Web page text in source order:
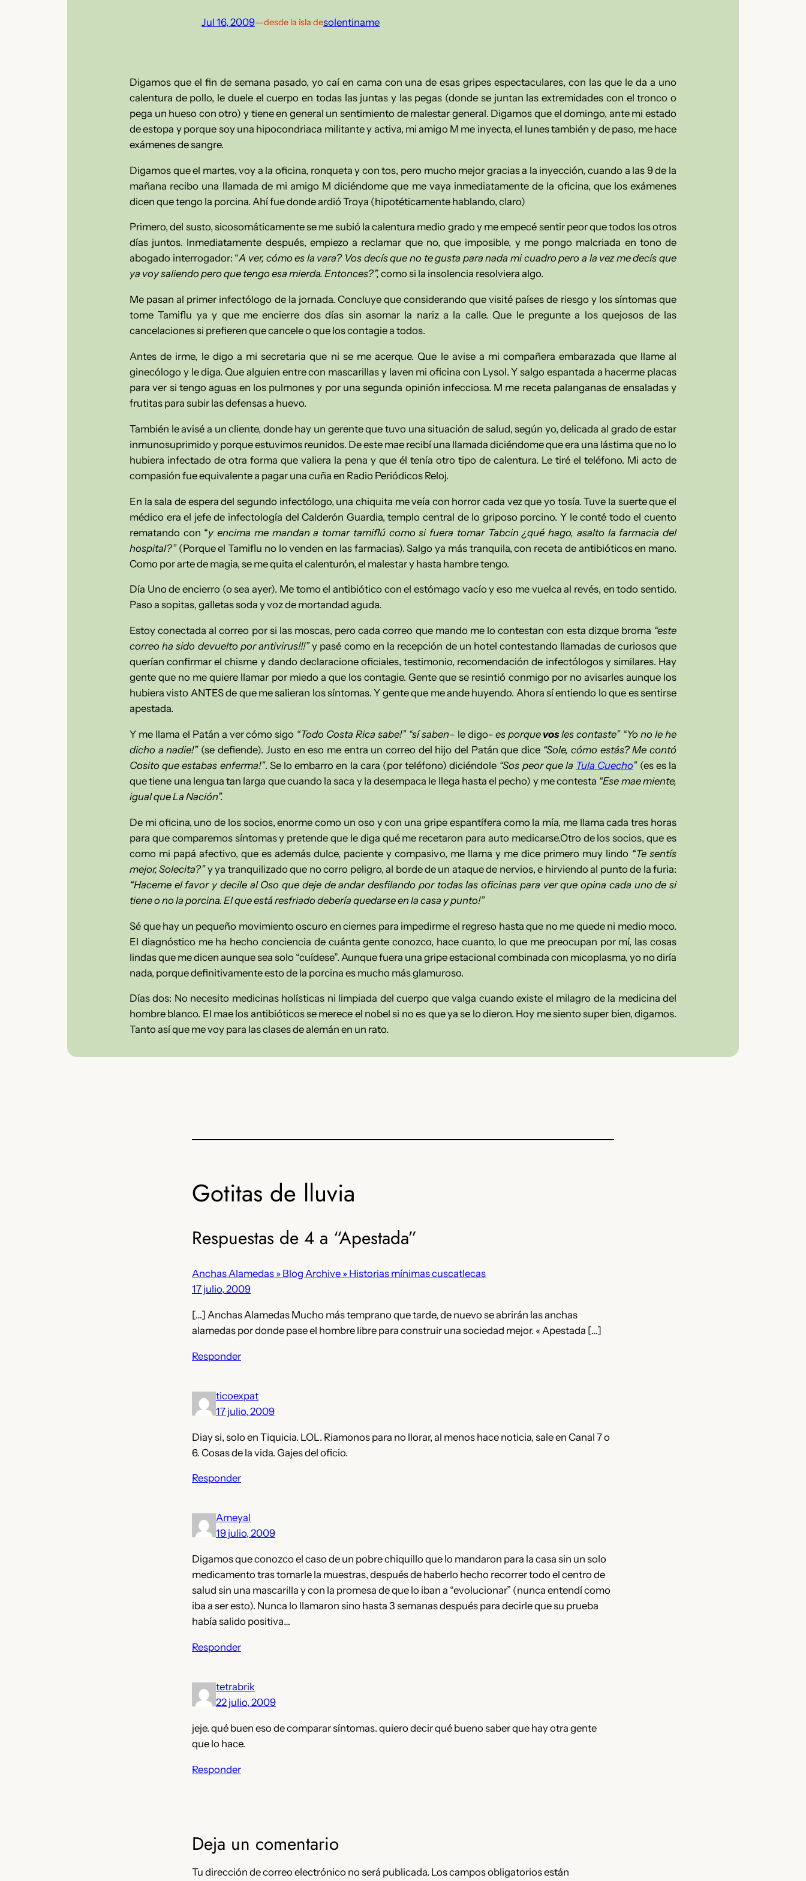
Jul 16, 2009—desde la isla desolentiname
Digamos que el fin de semana pasado, yo caí en cama con una de esas gripes espectaculares, con las que le da a uno
calentura de pollo, le duele el cuerpo en todas las juntas y las pegas (donde se juntan las extremidades con el tronco o
pega un hueso con otro) y tiene en general un sentimiento de malestar general. Digamos que el domingo, ante mi estado
de estopa y porque soy una hipocondriaca militante y activa, mi amigo M me inyecta, el lunes también y de paso, me hace
exámenes de sangre.
Digamos que el martes, voy a la oficina, ronqueta y con tos, pero mucho mejor gracias a la inyección, cuando a las 9 de la
mañana recibo una llamada de mi amigo M diciéndome que me vaya inmediatamente de la oficina, que los exámenes
dicen que tengo la porcina. Ahí fue donde ardió Troya (hipotéticamente hablando, claro)
Primero, del susto, sicosomáticamente se me subió la calentura medio grado y me empecé sentir peor que todos los otros
días juntos. Inmediatamente después, empiezo a reclamar que no, que imposible, y me pongo malcriada en tono de
abogado interrogador: “A ver, cómo es la vara? Vos decís que no te gusta para nada mi cuadro pero a la vez me decís que
ya voy saliendo pero que tengo esa mierda. Entonces?”, como si la insolencia resolviera algo.
Me pasan al primer infectólogo de la jornada. Concluye que considerando que visité países de riesgo y los síntomas que
tome Tamiflu ya y que me encierre dos días sin asomar la nariz a la calle.Que le pregunte a los quejosos de las
cancelaciones si prefieren que cancele o que los contagie a todos.
Antes de irme, le digo a mi secretaria que ni se me acerque. Que le avise a mi compañera embarazada que llame al
ginecólogo y le diga. Que alguien entre con mascarillas y laven mi oficina con Lysol. Y salgo espantada a hacerme placas
para ver si tengo aguas en los pulmones y por una segunda opinión infecciosa. M me receta palanganas de ensaladas y
frutitas para subir las defensas a huevo.
También le avisé a un cliente, donde hay un gerente que tuvo una situación de salud, según yo, delicada al grado de estar
inmunosuprimido y porque estuvimos reunidos. De este mae recibí una llamada diciéndome que era una lástima que no lo
hubiera infectado de otra forma que valiera la pena y que él tenía otro tipo de calentura. Le tiré el teléfono. Mi acto de
compasión fue equivalente a pagar una cuña en Radio Periódicos Reloj.
En la sala de espera del segundo infectólogo, una chiquita me veía con horror cada vez que yo tosía. Tuve la suerte que el
médico era el jefe de infectología del Calderón Guardia, templo central de lo griposo porcino. Y le conté todo el cuento
rematando con “y encima me mandan a tomar tamiflú como si fuera tomar Tabcin ¿qué hago, asalto la farmacia del
hospital?” (Porque el Tamiflu no lo venden en las farmacias). Salgo ya más tranquila, con receta de antibióticos en mano.
Como por arte de magia, se me quita el calenturón, el malestar y hasta hambre tengo.
Día Uno de encierro (o sea ayer). Me tomo el antibiótico con el estómago vacío y eso me vuelca al revés, en todo sentido.
Paso a sopitas, galletas soda y voz de mortandad aguda.
Estoy conectada al correo por si las moscas, pero cada correo que mando me lo contestan con esta dizque broma “este
correo ha sido devuelto por antivirus!!!”y pasé como en la recepción de un hotel contestando llamadas de curiosos que
querían confirmar el chisme y dando declaracione oficiales, testimonio, recomendación de infectólogos y similares. Hay
gente que no me quiere llamar por miedo a que los contagie. Gente que se resintió conmigo por no avisarles aunque los
hubiera visto ANTES de que me salieran los síntomas. Y gente que me ande huyendo. Ahora sí entiendo lo que es sentirse
apestada.
Y me llama el Patán a ver cómo sigo “Todo Costa Rica sabe!” “sí saben– le digo- es porquevosles contaste” “Yo no le he
dicho a nadie!”(se defiende). Justo en eso me entra un correo del hijo del Patán que dice “Sole, cómo estás? Me contó
Cosito que estabas enferma!”. Se lo embarro en la cara (por teléfono) diciéndole “Sos peor que la Tula Cuecho”(es es la
que tiene una lengua tan larga que cuando la saca y la desempaca le llega hasta el pecho) y me contesta “Ese mae miente,
igual que La Nación”.
De mi oficina, uno de los socios, enorme como un oso y con una gripe espantífera como la mía, me llama cada tres horas
para que comparemos síntomas y pretende que le diga qué me recetaron para auto medicarse.Otro de los socios, que es
como mi papá afectivo, que es además dulce, paciente y compasivo, me llama y me dice primero muy lindo “Te sentís
mejor, Solecita?”y ya tranquilizado que no corro peligro, al borde de un ataque de nervios, e hirviendo al punto de la furia:
“Haceme el favor y decile al Oso que deje de andar desfilando por todas las oficinas para ver que opina cada uno de si
tiene o no la porcina. El que está resfriado debería quedarse en la casa y punto!”
Sé que hay un pequeño movimiento oscuro en ciernes para impedirme el regreso hasta que no me quede ni medio moco.
El diagnóstico me ha hecho conciencia de cuánta gente conozco, hace cuanto, lo que me preocupan por mí, las cosas
lindas que me dicen aunque sea solo “cuídese”. Aunque fuera una gripe estacional combinada con micoplasma, yo no diría
nada, porque definitivamente esto de la porcina es mucho más glamuroso.
Días dos: No necesito medicinas holísticas ni limpiada del cuerpo que valga cuando existe el milagro de la medicina del
hombre blanco. El mae los antibióticos se merece el nobel si no es que ya se lo dieron. Hoy me siento super bien, digamos.
Tanto así que me voy para las clases de alemán en un rato.
Gotitas de lluvia
Respuestas de 4 a “Apestada”
Anchas Alamedas » Blog Archive » Historias mínimas cuscatlecas
17 julio, 2009
[…] Anchas Alamedas Mucho más temprano que tarde, de nuevo se abrirán las anchas
alamedas por donde pase el hombre libre para construir una sociedad mejor. « Apestada […]
Responder
ticoexpat
17 julio, 2009
Diay si, solo en Tiquicia. LOL. Riamonos para no llorar, al menos hace noticia, sale en Canal 7 o
6. Cosas de la vida. Gajes del oficio.
Responder
Ameyal
19 julio, 2009
Digamos que conozco el caso de un pobre chiquillo que lo mandaron para la casa sin un solo
medicamento tras tomarle la muestras, después de haberlo hecho recorrer todo el centro de
salud sin una mascarilla y con la promesa de que lo iban a “evolucionar” (nunca entendí como
iba a ser esto). Nunca lo llamaron sino hasta 3 semanas después para decirle que su prueba
había salido positiva…
Responder
tetrabrik
22 julio, 2009
jeje. qué buen eso de comparar síntomas. quiero decir qué bueno saber que hay otra gente
que lo hace.
Responder
Deja un comentario
Tu dirección de correo electrónico no será publicada. Los campos obligatorios están